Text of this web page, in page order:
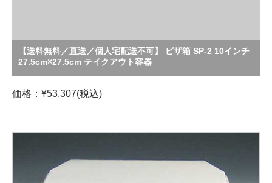
【送料無料／直送／個人宅配送不可】 ピザ箱 SP-2 10インチ
27.5cm×27.5cm テイクアウト容器
価格：¥53,307(税込)